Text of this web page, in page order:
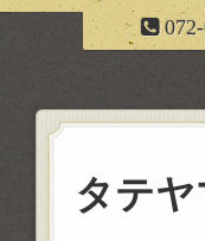
タテ